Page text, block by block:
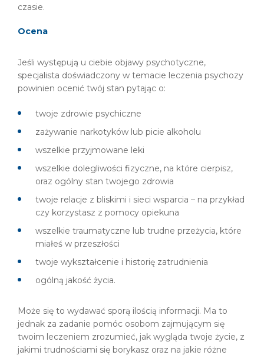
czasie.
Ocena
Jeśli występują u ciebie objawy psychotyczne,
specjalista doświadczony w temacie leczenia psychozy
powinien ocenić twój stan pytając o:
twoje zdrowie psychiczne
zażywanie narkotyków lub picie alkoholu
wszelkie przyjmowane leki
wszelkie dolegliwości fizyczne, na które cierpisz,
oraz ogólny stan twojego zdrowia
twoje relacje z bliskimi i sieci wsparcia – na przykład
czy korzystasz z pomocy opiekuna
wszelkie traumatyczne lub trudne przeżycia, które
miałeś w przeszłości
twoje wykształcenie i historię zatrudnienia
ogólną jakość życia.
Może się to wydawać sporą ilością informacji. Ma to
jednak za zadanie pomóc osobom zajmującym się
twoim leczeniem zrozumieć, jak wygląda twoje życie, z
jakimi trudnościami się borykasz oraz na jakie różne